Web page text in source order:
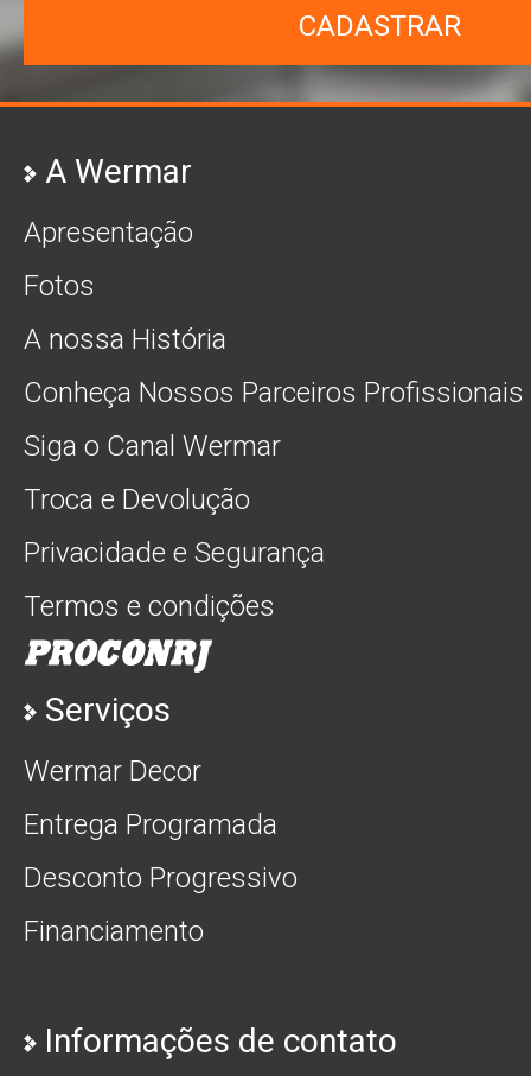
CADASTRAR
A Wermar
Apresentação
Fotos
A nossa História
Conheça Nossos Parceiros Profissionais
Siga o Canal Wermar
Troca e Devolução
Privacidade e Segurança
Termos e condições
Serviços
Wermar Decor
Entrega Programada
Desconto Progressivo
Financiamento
Informações de contato